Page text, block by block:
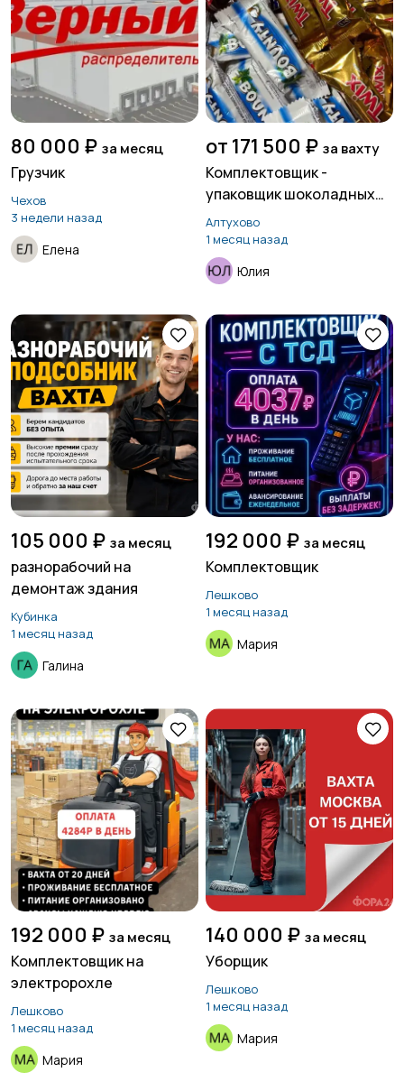
80 000 ₽ за месяц
Грузчик
Чехов
3 недели назад
Елена
от 171 500 ₽ за вахту
Комплектовщик -
упаковщик шоколадных
батончиков на склад
конфет
Алтухово
1 месяц назад
Юлия
105 000 ₽ за месяц
разнорабочий на
демонтаж здания
Кубинка
1 месяц назад
Галина
192 000 ₽ за месяц
Комплектовщик
Лешково
1 месяц назад
Мария
192 000 ₽ за месяц
Комплектовщик на
электророхле
Лешково
1 месяц назад
Мария
140 000 ₽ за месяц
Уборщик
Лешково
1 месяц назад
Мария